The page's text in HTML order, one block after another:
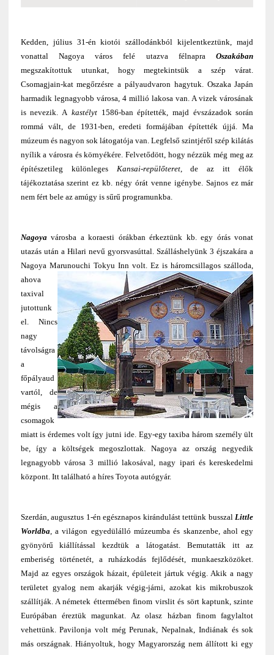
Kedden, július 31-én kiotói szállodánkból kijelentkeztünk, majd
vonattal Nagoya város felé utazva félnapraOszakában
megszakítottuk utunkat, hogy megtekintsük a szép várat.
Csomagjain-kat megőrzésre a pályaudvaron hagytuk. Oszaka Japán
harmadik legnagyobb városa, 4 millió lakosa van. A vizek városának
is nevezik. Akastélyt 1586-ban építették, majd évszázadok során
rommá vált, de 1931-ben, eredeti formájában építették újjá. Ma
múzeum és nagyon sok látogatója van. Legfelső szintjéről szép kilátás
nyílik a városra és környékére. Felvetődött, hogy nézzük még meg az
építészetileg különleges Kansai-repülőteret, de az itt élők
tájékoztatása szerint ez kb. négy órát venne igénybe. Sajnos ez már
nem fért bele az amúgy is sűrű programunkba.
Nagoyavárosba a koraesti órákban érkeztünk kb. egy órás vonat
utazás után a Hilari nevű gyorsvasúttal. Szálláshelyünk 3 éjszakára a
Nagoya Marunouchi Tokyu Inn volt. Ez is háromcsillagos szálloda,
ahova
taxival
jutottunk
el. Nincs
nagy
távolságra
a
főpályaud
vartól, de
mégis a
csomagok
miatt is érdemes volt így jutni ide. Egy-egy taxiba három személy ült
be, így a költségek megoszlottak. Nagoya az ország negyedik
legnagyobb városa 3 millió lakosával, nagy ipari és kereskedelmi
központ. Itt található a híres Toyota autógyár.
Szerdán, augusztus 1-én egésznapos kirándulást tettünk busszalLittle
Worldba, a világon egyedülálló múzeumba és skanzenbe, ahol egy
gyönyörű kiállítással kezdtük a látogatást. Bemutatták itt az
emberiség történetét, a ruházkodás fejlődését, munkaeszközöket.
Majd az egyes országok házait, épületeit jártuk végig. Akik a nagy
területet gyalog nem akarják végig-járni, azokat kis mikrobuszok
szállítják. A németek éttermében finom virslit és sört kaptunk, szinte
Európában éreztük magunkat. Az olasz házban finom fagylaltot
vehettünk. Pavilonja volt még Perunak, Nepalnak, Indiának és sok
más országnak. Hiányoltuk, hogy Magyarország nem állított ki egy